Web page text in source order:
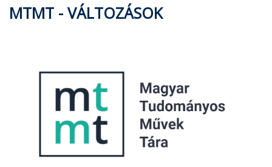
MTMT - VÁLTOZÁSOK